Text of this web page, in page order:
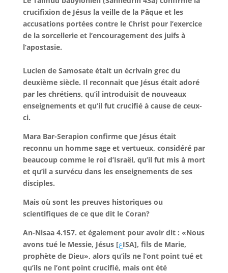
crucifixion de Jésus la veille de la Pâque et les
accusations portées contre le Christ pour l’exercice
de la sorcellerie et l’encouragement des juifs à
l’apostasie.
Lucien de Samosate était un écrivain grec du
deuxième siècle. Il reconnait que Jésus était adoré
par les chrétiens, qu’il introduisit de nouveaux
enseignements et qu’il fut crucifié à cause de ceux-
ci.
Mara Bar-Serapion confirme que Jésus était
reconnu un homme sage et vertueux, considéré par
beaucoup comme le roi d’Israël, qu’il fut mis à mort
et qu’il a survécu dans les enseignements de ses
disciples.
Mais où sont les preuves historiques ou
scientifiques de ce que dit le Coran?
An-Nisaa 4.157. et également pour avoir dit : «Nous
avons tué le Messie, Jésus [عISA], fils de Marie,
prophète de Dieu», alors qu’ils ne l’ont point tué et
qu’ils ne l’ont point crucifié, mais ont été